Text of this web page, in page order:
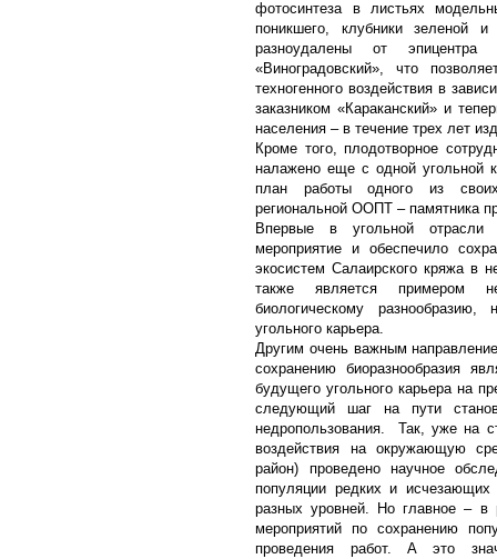
фотосинтеза в листьях
поникшего, клубники зеленой
разноудалены от
«Виноградовский», что
техногенного воздействия в
заказником «Караканский» и
населения – в течение трех лет
Кроме того, плодотворное
налажено еще с одной
план работы одного из
региональной ООПТ – памятника
Впервые в угольной отрасли
мероприятие и обеспечило
экосистем Салаирского кряжа в
также является примером
биологическому
угольного карьера.
Другим очень важным
сохранению биоразнообразия
будущего угольного карьера на
следующий шаг на пути
недропользования. Так, уже на
воздействия на окружающую
район) проведено научное
популяции редких и
разных уровней. Но главное – в
мероприятий по сохранению
проведения работ. А это